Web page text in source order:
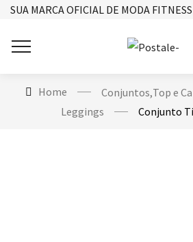
SUA MARCA OFICIAL DE MODA FITNESS
Home Conjuntos,Top e
Leggings
Conjunto